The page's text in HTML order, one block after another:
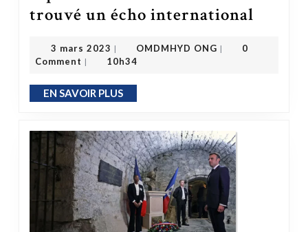
trouvé un écho international
3 mars 2023 3 mars 2023
| OMDMHYD ONG |
0
Comment | 10h34
EN SAVOIR PLUSEN SAVOIR PLUS